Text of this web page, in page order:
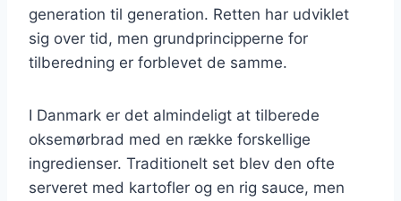
generation til generation. Retten har udviklet
sig over tid, men grundprincipperne for
tilberedning er forblevet de samme.
I Danmark er det almindeligt at tilberede
oksemørbrad med en række forskellige
ingredienser. Traditionelt set blev den ofte
serveret med kartofler og en rig sauce, men